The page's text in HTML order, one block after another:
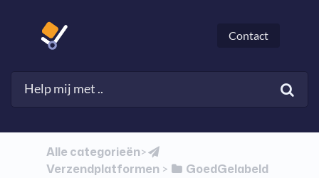
Contact
Alle categorieën​>​
Verzendplatformen​ > ​ ​GoedGelabeld